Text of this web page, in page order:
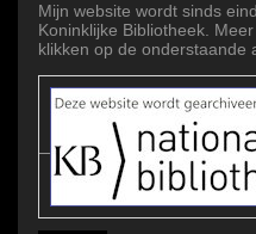
Mijn website wordt sinds
Koninklijke Bibliotheek.
klikken op de onderstaande